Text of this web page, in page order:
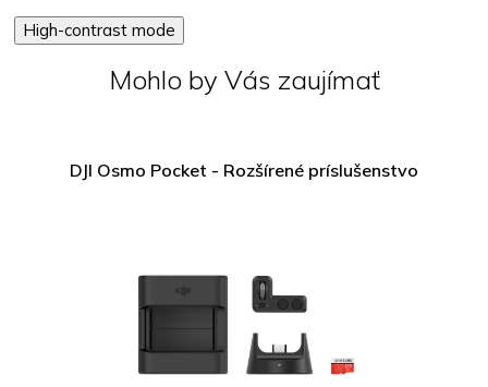
High-contrast mode
Mohlo by Vás zaujímať
DJI Osmo Pocket - Rozšírené príslušenstvo